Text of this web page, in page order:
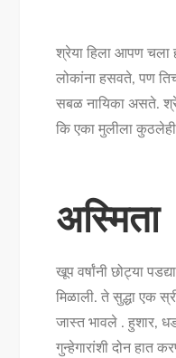
श्रेया हिला आपण चला
लोकांना हसवते, पण
सबळ नायिका असते.
कि एका मुलीला
अस्मिता
खूप वर्षांनी छोट्या
मिळाली. ते सुद्धा एक
जास्त भावले . हुशार,
गुन्हेगारांशी दोन हात